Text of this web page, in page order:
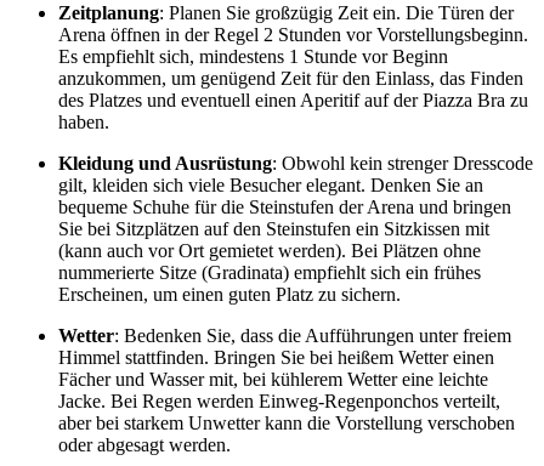
Zeitplanung: Planen Sie großzügig Zeit ein. Die Türen der
Arena öffnen in der Regel 2 Stunden vor Vorstellungsbeginn.
Es empfiehlt sich, mindestens 1 Stunde vor Beginn
anzukommen, um genügend Zeit für den Einlass, das Finden
des Platzes und eventuell einen Aperitif auf der Piazza Bra zu
haben.
Kleidung und Ausrüstung: Obwohl kein strenger Dresscode
gilt, kleiden sich viele Besucher elegant. Denken Sie an
bequeme Schuhe für die Steinstufen der Arena und bringen
Sie bei Sitzplätzen auf den Steinstufen ein Sitzkissen mit
(kann auch vor Ort gemietet werden). Bei Plätzen ohne
nummerierte Sitze (Gradinata) empfiehlt sich ein frühes
Erscheinen, um einen guten Platz zu sichern.
Wetter: Bedenken Sie, dass die Aufführungen unter freiem
Himmel stattfinden. Bringen Sie bei heißem Wetter einen
Fächer und Wasser mit, bei kühlerem Wetter eine leichte
Jacke. Bei Regen werden Einweg-Regenponchos verteilt,
aber bei starkem Unwetter kann die Vorstellung verschoben
oder abgesagt werden.